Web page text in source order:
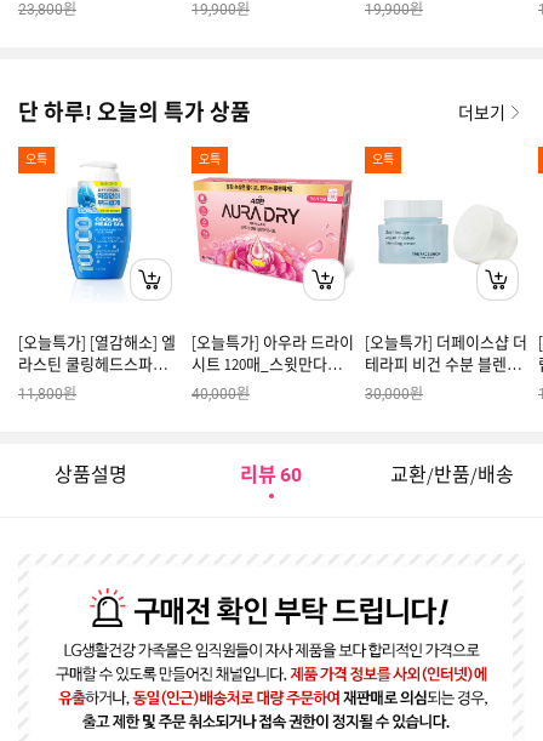
23,800원
워시 스파클링 시트러스
19,900원 19,900원
단 하루! 오늘의 특가 상품 더보기
오특
[오늘특가] [열감해소] 엘
라스틴 쿨링헤드스파
10000 트리트먼트 700ml
x 1개
11,800원
오특
[오늘특가] 아우라 드라이
시트 120매_스윗만다린 x
2개
40,000원
오특
[오늘특가] 더페이스샵 더
테라피 비건 수분 블렌딩
크림 리필 60ml
30,000원
상품설명 리뷰 60 교환/반품/배송